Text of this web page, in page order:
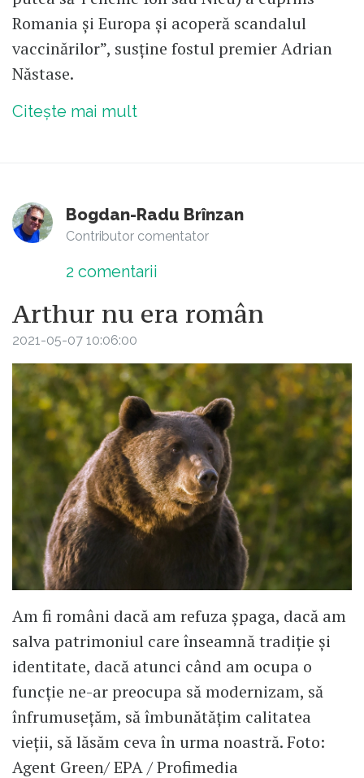
Romania și Europa și acoperă scandalul
vaccinărilor”, susține fostul premier Adrian
Năstase.
Citește mai mult
Bogdan-Radu Brînzan
Contributor comentator
2 comentarii
Arthur nu era român
2021-05-07 10:06:00
Am fi români dacă am refuza șpaga, dacă am
salva patrimoniul care înseamnă tradiție și
identitate, dacă atunci când am ocupa o
funcție ne-ar preocupa să modernizam, să
înfrumusețăm, să îmbunătățim calitatea
vieții, să lăsăm ceva în urma noastră. Foto:
Agent Green/ EPA / Profimedia